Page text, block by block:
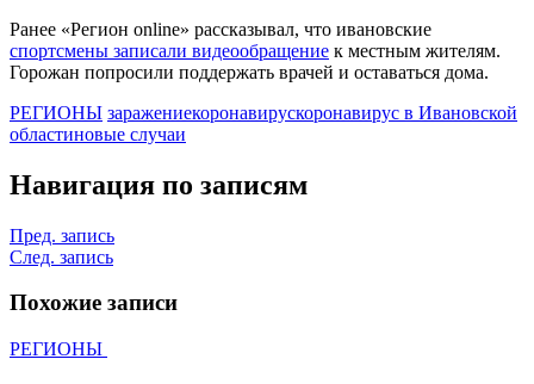
Ранее «Регион online» рассказывал, что ивановские
спортсмены записали видеообращение к местным жителям.
Горожан попросили поддержать врачей и оставаться дома.
РЕГИОНЫ заражениекоронавирускоронавирус в Ивановской
областиновые случаи
Навигация по записям
Пред. запись
След. запись
Похожие записи
РЕГИОНЫ